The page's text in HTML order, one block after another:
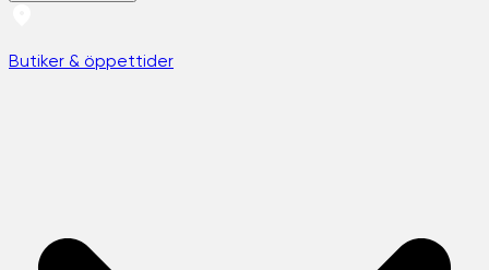
Butiker & öppettider